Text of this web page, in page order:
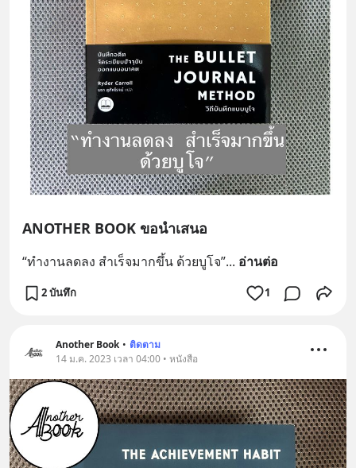
ANOTHER BOOK ขอนำเสนอ
“ทำงานลดลง สำเร็จมากขึ้น ด้วยบูโจ”... อ่านต่อ
2 บันทึก 1
Another Book • ติดตาม
14 ม.ค. 2023 เวลา 04:00 • หนังสือ